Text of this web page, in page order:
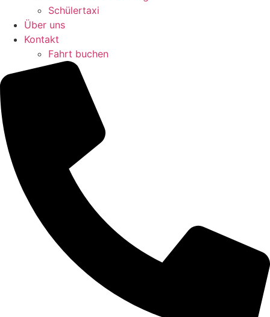
Schülertaxi
Über uns
Kontakt
Fahrt buchen